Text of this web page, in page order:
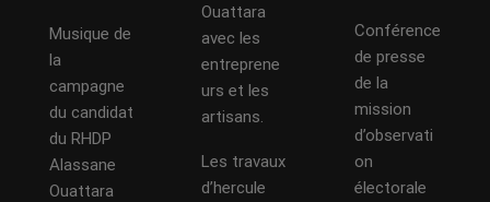
Musique de
la
campagne
du candidat
du RHDP
Alassane
Ouattara
Ouattara
avec les
entreprene
urs et les
artisans.
Les travaux
d’hercule
Conférence
de presse
de la
mission
d’observati
on
électorale